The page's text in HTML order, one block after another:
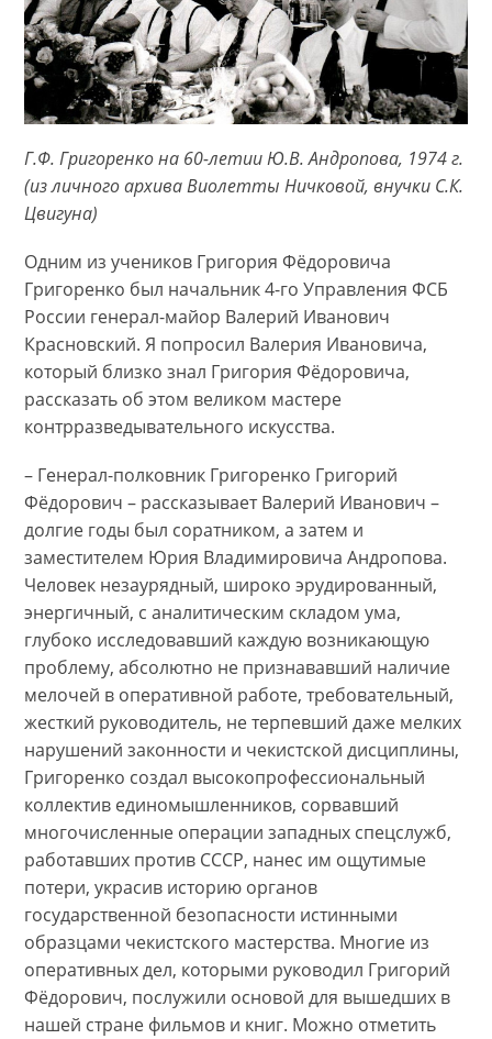
Г.Ф. Григоренко на 60-летии Ю.В. Андропова, 1974 г.
(из личного архива Виолетты Ничковой, внучки С.К.
Цвигуна)
Одним из учеников Григория Фёдоровича
Григоренко был начальник 4-го Управления ФСБ
России генерал-майор Валерий Иванович
Красновский. Я попросил Валерия Ивановича,
который близко знал Григория Фёдоровича,
рассказать об этом великом мастере
контрразведывательного искусства.
– Генерал-полковник Григоренко Григорий
Фёдорович – рассказывает Валерий Иванович –
долгие годы был соратником, а затем и
заместителем Юрия Владимировича Андропова.
Человек незаурядный, широко эрудированный,
энергичный, с аналитическим складом ума,
глубоко исследовавший каждую возникающую
проблему, абсолютно не признававший наличие
мелочей в оперативной работе, требовательный,
жесткий руководитель, не терпевший даже мелких
нарушений законности и чекистской дисциплины,
Григоренко создал высокопрофессиональный
коллектив единомышленников, сорвавший
многочисленные операции западных спецслужб,
работавших против СССР, нанес им ощутимые
потери, украсив историю органов
государственной безопасности истинными
образцами чекистского мастерства. Многие из
оперативных дел, которыми руководил Григорий
Фёдорович, послужили основой для вышедших в
нашей стране фильмов и книг. Можно отметить